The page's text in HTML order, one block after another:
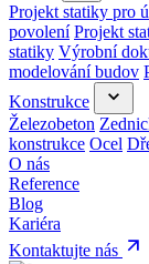
Projekt statiky pro
povolení Projekt
statiky Výrobní
modelování budov
Konstrukce
Železobeton
konstrukce Ocel
O nás
Reference
Blog
Kariéra
Kontaktujte nás